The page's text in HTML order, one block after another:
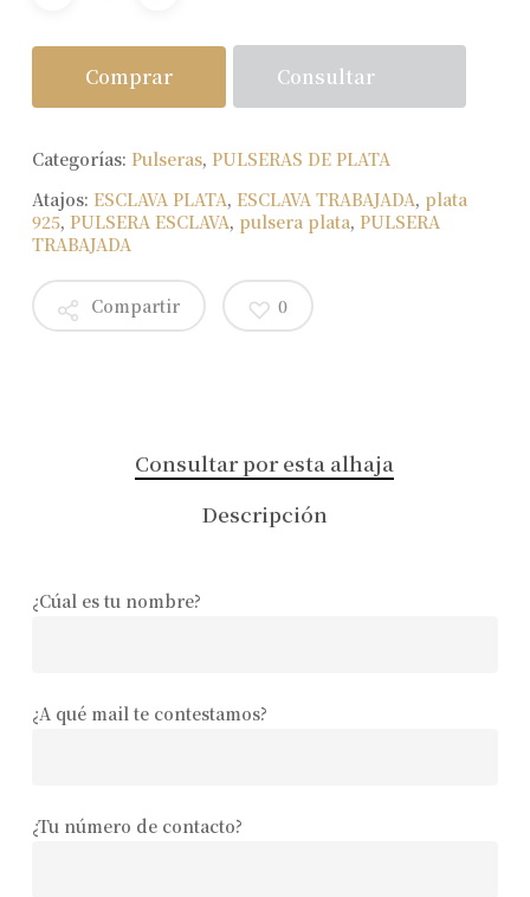
Comprar Consultar
Categorías: Pulseras, PULSERAS DE PLATA
Atajos: ESCLAVA PLATA, ESCLAVA TRABAJADA, plata
925, PULSERA ESCLAVA, pulsera plata, PULSERA
TRABAJADA
Compartir 0
Consultar por esta alhaja
Descripción
¿Cúal es tu nombre?
¿A qué mail te contestamos?
¿Tu número de contacto?